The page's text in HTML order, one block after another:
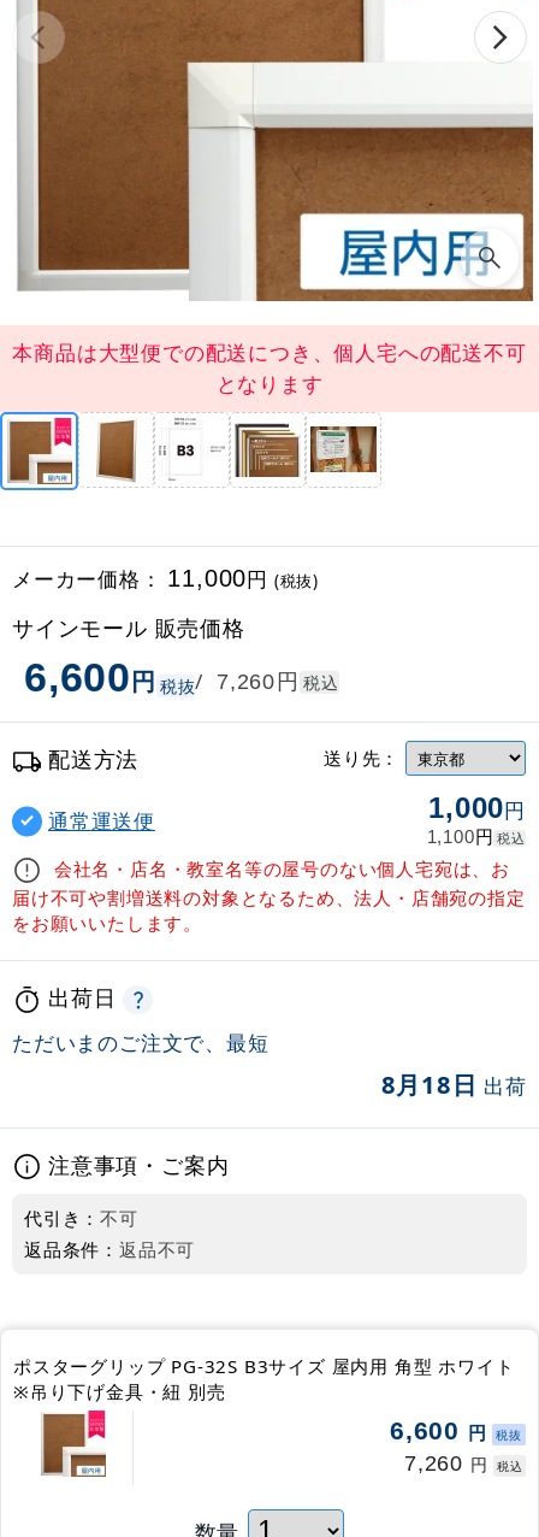
本商品は大型便での配送につき、個人宅への配送不可
となります
メーカー価格： 11,000円 (税抜)
サインモール 販売価格
6,600円 税抜/ 7,260円 税込
配送方法 送り先：
通常運送便 1,000円
1,100円 税込
会社名・店名・教室名等の屋号のない個人宅宛は、お
届け不可や割増送料の対象となるため、法人・店舗宛の指定
をお願いいたします。
出荷日
ただいまのご注文で、最短
8月18日 出荷
注意事項・ご案内
代引き：不可
返品条件： 返品不可
ポスターグリップ PG-32S B3サイズ 屋内用 角型 ホワイト
※吊り下げ金具・紐 別売
6,600 円 税抜
7,260 円 税込